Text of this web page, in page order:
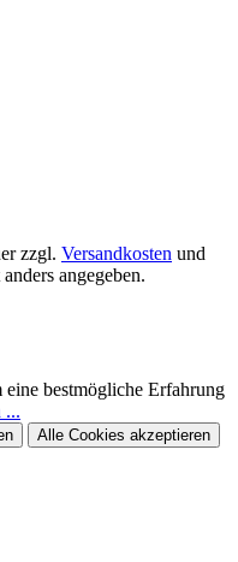
zzgl. Versandkosten und
angegeben.
bestmögliche Erfahrung
...
Alle Cookies akzeptieren